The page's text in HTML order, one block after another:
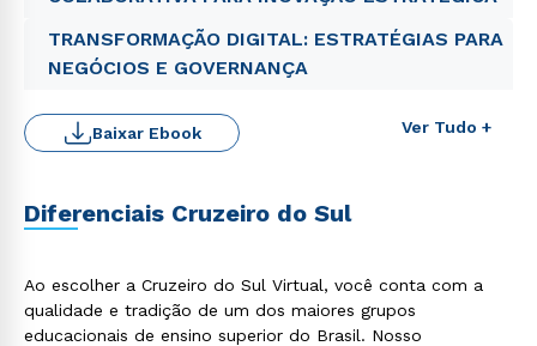
TRANSFORMAÇÃO DIGITAL: ESTRATÉGIAS PARA
NEGÓCIOS E GOVERNANÇA
Ver Tudo +
Baixar Ebook
Diferenciais Cruzeiro do Sul
Ao escolher a Cruzeiro do Sul Virtual, você conta com a
qualidade e tradição de um dos maiores grupos
educacionais de ensino superior do Brasil. Nosso
Estou de acordo com a Política de Privacidade. e